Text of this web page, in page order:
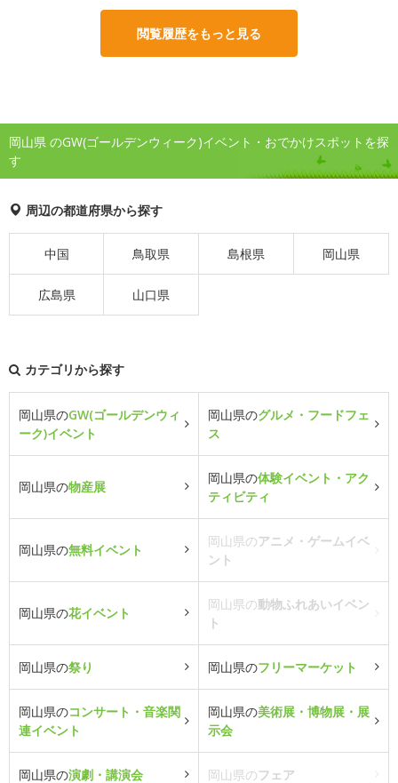
閲覧履歴をもっと見る
岡山県 のGW(ゴールデンウィーク)イベント・おでかけスポットを探
す
周辺の都道府県から探す
中国 鳥取県 島根県 岡山県
広島県 山口県
カテゴリから探す
岡山県のGW(ゴールデンウィ
ーク)イベント
岡山県のグルメ・フードフェ
ス
岡山県の物産展
岡山県の体験イベント・アク
ティビティ
岡山県の無料イベント
岡山県のアニメ・ゲームイベ
ント
岡山県の花イベント
岡山県の動物ふれあいイベン
ト
岡山県の祭り 岡山県のフリーマーケット
岡山県のコンサート・音楽関
連イベント
岡山県の美術展・博物展・展
示会
岡山県の演劇・講演会 岡山県のフェア